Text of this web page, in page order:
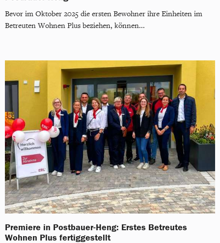
Bevor im Oktober 2025 die ersten Bewohner ihre Einheiten im
Betreuten Wohnen Plus beziehen, können...
Premiere in Postbauer-Heng: Erstes Betreutes
Wohnen Plus fertiggestellt